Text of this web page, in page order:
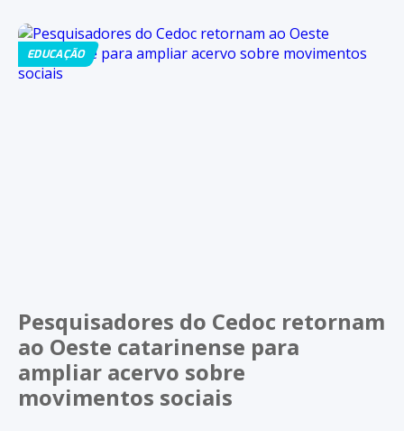
EDUCAÇÃO
Pesquisadores do Cedoc retornam
ao Oeste catarinense para
ampliar acervo sobre
movimentos sociais